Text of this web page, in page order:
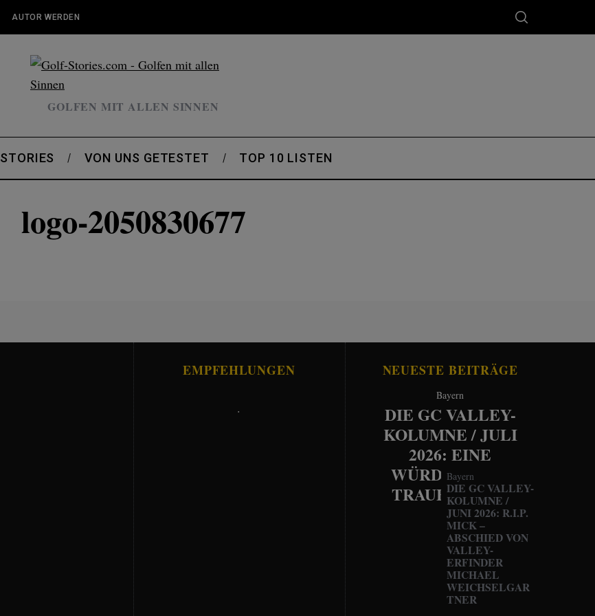
AUTOR WERDEN
GOLFEN MIT ALLEN SINNEN
STORIES VON UNS GETESTET TOP 10 LISTEN
logo-2050830677
EMPFEHLUNGEN
.
NEUESTE BEITRÄGE
Bayern
DIE GC VALLEY-
KOLUMNE / JULI
2026: EINE
WÜRDEVOLLE
TRAUERFEIER
Bayern
DIE GC VALLEY-
KOLUMNE /
JUNI 2026: R.I.P.
MICK –
ABSCHIED VON
VALLEY-
ERFINDER
MICHAEL
WEICHSELGAR
TNER